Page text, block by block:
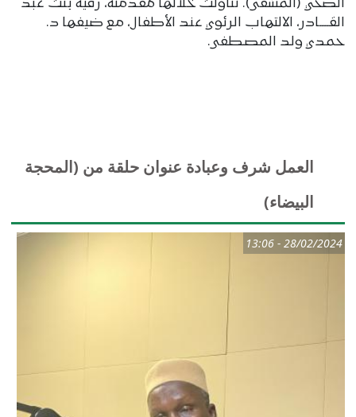
الصحي (المشفى). تناولت خلالها مُقدمته، رقية بنت عبد
القــــادر، الالتهاب الرئوي عند الأطفال، مع ضيفها د.
حمدي ولد المصطفى.
العمل شرف وعبادة عنوان حلقة من (المحجة
البيضاء)
28/02/2024 - 13:06